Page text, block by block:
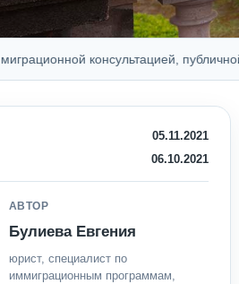
консультацией, публичной
05.11.2021
06.10.2021
АВТОР
Булиева Евгения
юрист, специалист по
иммиграционным программам,